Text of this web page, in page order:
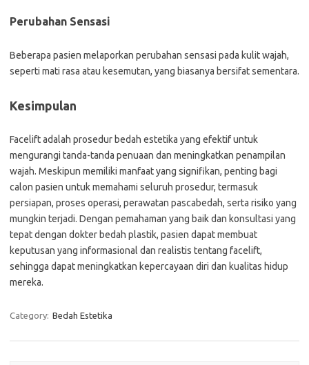
Perubahan Sensasi
Beberapa pasien melaporkan perubahan sensasi pada kulit wajah,
seperti mati rasa atau kesemutan, yang biasanya bersifat sementara.
Kesimpulan
Facelift adalah prosedur bedah estetika yang efektif untuk
mengurangi tanda-tanda penuaan dan meningkatkan penampilan
wajah. Meskipun memiliki manfaat yang signifikan, penting bagi
calon pasien untuk memahami seluruh prosedur, termasuk
persiapan, proses operasi, perawatan pascabedah, serta risiko yang
mungkin terjadi. Dengan pemahaman yang baik dan konsultasi yang
tepat dengan dokter bedah plastik, pasien dapat membuat
keputusan yang informasional dan realistis tentang facelift,
sehingga dapat meningkatkan kepercayaan diri dan kualitas hidup
mereka.
Category: Bedah Estetika